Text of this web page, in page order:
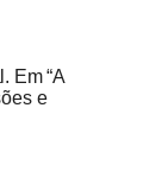
Em “A
e